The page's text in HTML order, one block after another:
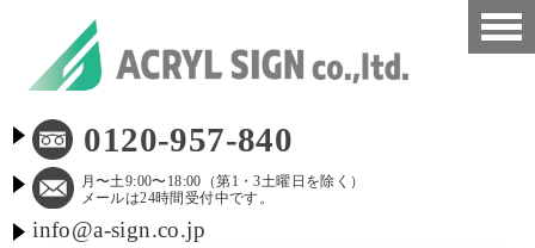
看板施工事例
会社概要
0120-957-840
月〜土9:00〜18:00（第1・3土曜日を除く）
メールは24時間受付中です。
info@a-sign.co.jp